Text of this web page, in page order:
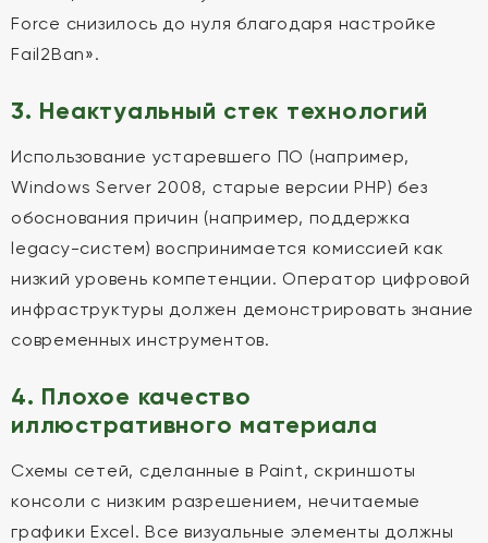
Force снизилось до нуля благодаря настройке
Fail2Ban».
3. Неактуальный стек технологий
Использование устаревшего ПО (например,
Windows Server 2008, старые версии PHP) без
обоснования причин (например, поддержка
legacy-систем) воспринимается комиссией как
низкий уровень компетенции. Оператор цифровой
инфраструктуры должен демонстрировать знание
современных инструментов.
4. Плохое качество
иллюстративного материала
Схемы сетей, сделанные в Paint, скриншоты
консоли с низким разрешением, нечитаемые
графики Excel. Все визуальные элементы должны